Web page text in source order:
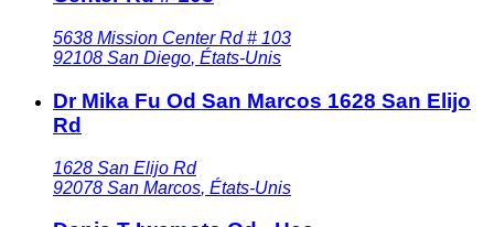
5638 Mission Center Rd # 103
92108 San Diego, États-Unis
Dr Mika Fu Od San Marcos 1628 San Elijo
Rd
1628 San Elijo Rd
92078 San Marcos, États-Unis